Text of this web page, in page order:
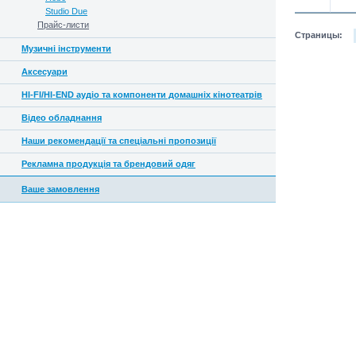
Studio Due
Прайс-листи
Музичні інструменти
Аксесуари
HI-FI/HI-END аудіо та компоненти домашніх кінотеатрів
Відео обладнання
Наши рекомендації та спеціальні пропозиції
Рекламна продукція та брендовий одяг
Ваше замовлення
Страницы: